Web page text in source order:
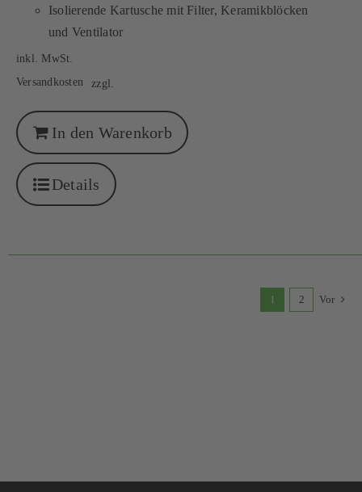
Isolierende Kartusche mit Filter, Keramikblöcken
und Ventilator
inkl. MwSt.
zzgl.
Versandkosten
In den Warenkorb
Details
1 2 Vor